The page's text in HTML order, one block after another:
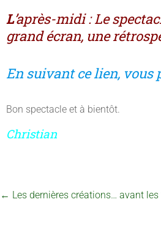
L’après-midi : Le
grand écran, une
En suivant ce lien, vous
Bon spectacle et à bientôt.
Christian
← Les dernières créations… avant les